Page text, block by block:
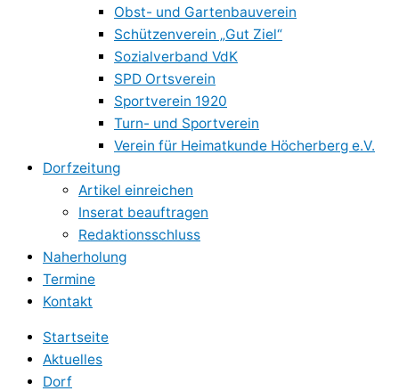
Obst- und Gartenbauverein
Schützenverein „Gut Ziel“
Sozialverband VdK
SPD Ortsverein
Sportverein 1920
Turn- und Sportverein
Verein für Heimatkunde Höcherberg e.V.
Dorfzeitung
Artikel einreichen
Inserat beauftragen
Redaktionsschluss
Naherholung
Termine
Kontakt
Startseite
Aktuelles
Dorf